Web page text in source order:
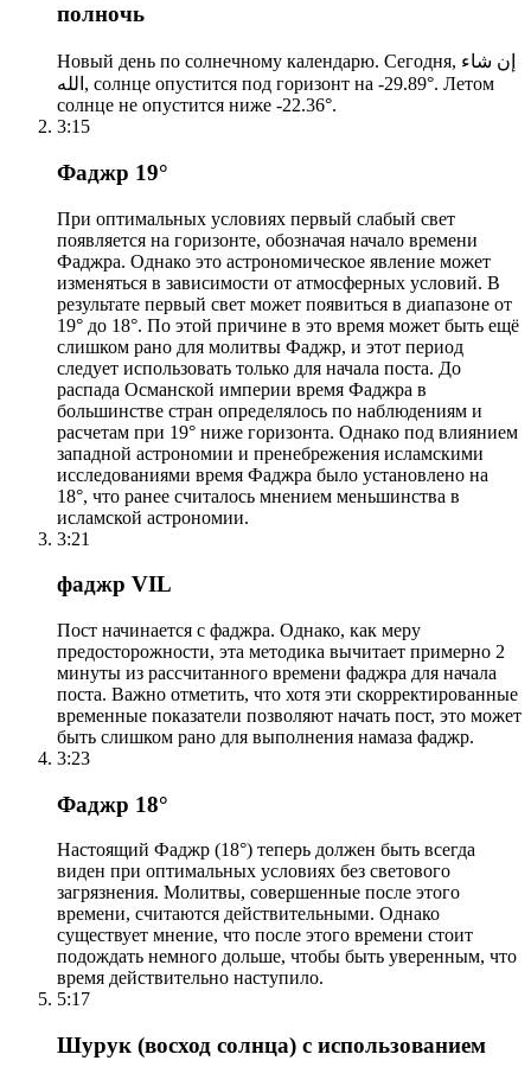
полночь
Новый день по солнечному календарю. Сегодня, إن شاء
الله, солнце опустится под горизонт на -29.89°. Летом
солнце не опустится ниже -22.36°.
3:15
Фаджр 19°
При оптимальных условиях первый слабый свет
появляется на горизонте, обозначая начало времени
Фаджра. Однако это астрономическое явление может
изменяться в зависимости от атмосферных условий. В
результате первый свет может появиться в диапазоне от
19° до 18°. По этой причине в это время может быть ещё
слишком рано для молитвы Фаджр, и этот период
следует использовать только для начала поста. До
распада Османской империи время Фаджра в
большинстве стран определялось по наблюдениям и
расчетам при 19° ниже горизонта. Однако под влиянием
западной астрономии и пренебрежения исламскими
исследованиями время Фаджра было установлено на
18°, что ранее считалось мнением меньшинства в
исламской астрономии.
3:21
фаджр VIL
Пост начинается с фаджра. Однако, как меру
предосторожности, эта методика вычитает примерно 2
минуты из рассчитанного времени фаджра для начала
поста. Важно отметить, что хотя эти скорректированные
временные показатели позволяют начать пост, это может
быть слишком рано для выполнения намаза фаджр.
3:23
Фаджр 18°
Настоящий Фаджр (18°) теперь должен быть всегда
виден при оптимальных условиях без светового
загрязнения. Молитвы, совершенные после этого
времени, считаются действительными. Однако
существует мнение, что после этого времени стоит
подождать немного дольше, чтобы быть уверенным, что
время действительно наступило.
5:17
Шурук (восход солнца) с использованием